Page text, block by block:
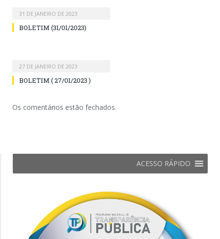
31 DE JANEIRO DE 2023
BOLETIM (31/01/2023)
27 DE JANEIRO DE 2023
BOLETIM ( 27/01/2023 )
Os comentários estão fechados.
ACESSO RÁPIDO